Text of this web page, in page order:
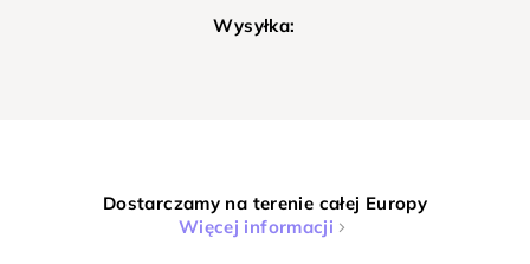
Wysyłka:
Dostarczamy na terenie całej Europy
Więcej informacji